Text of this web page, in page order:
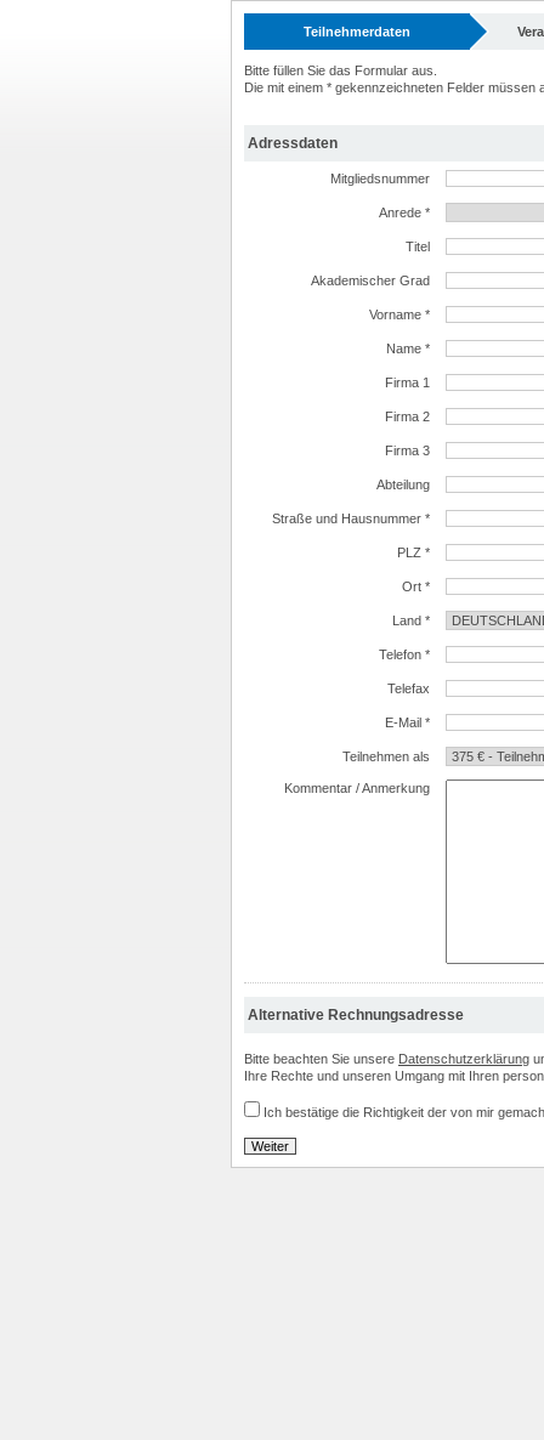
Teilnehmerdaten
Bitte füllen Sie das Formular aus.
Die mit einem * gekennzeichneten Felder müssen
Adressdaten
Mitgliedsnummer
Anrede *
Titel
Akademischer Grad
Vorname *
Name *
Firma 1
Firma 2
Firma 3
Abteilung
Straße und Hausnummer *
PLZ *
Ort *
Land *
Telefon *
Telefax
E-Mail *
Teilnehmen als
Kommentar / Anmerkung
Alternative Rechnungsadresse
Bitte beachten Sie unsere Datenschutzerklärung
Ihre Rechte und unseren Umgang mit Ihren
Ich bestätige die Richtigkeit der von mir
Weiter